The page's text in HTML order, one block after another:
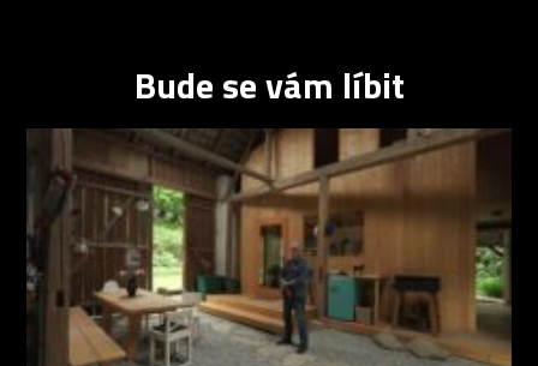
Bude se vám líbit